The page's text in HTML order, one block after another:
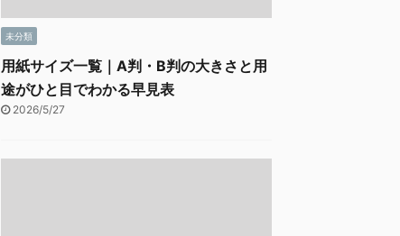
未分類
用紙サイズ一覧｜A判・B判の大きさと用
途がひと目でわかる早見表
2026/5/27